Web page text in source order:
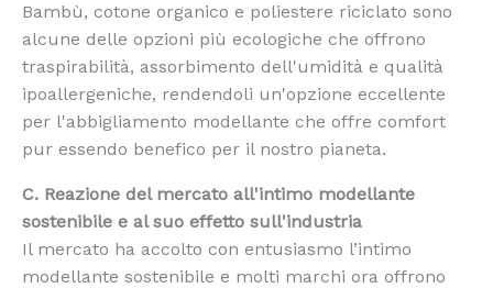
Bambù, cotone organico e poliestere riciclato sono
alcune delle opzioni più ecologiche che offrono
traspirabilità, assorbimento dell'umidità e qualità
ipoallergeniche, rendendoli un'opzione eccellente
per l'abbigliamento modellante che offre comfort
pur essendo benefico per il nostro pianeta.
C. Reazione del mercato all'intimo modellante
sostenibile e al suo effetto sull'industria
Il mercato ha accolto con entusiasmo l’intimo
modellante sostenibile e molti marchi ora offrono